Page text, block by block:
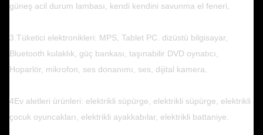
güneş acil durum lambası, kendi kendini savunma el feneri,
3.Tüketici elektronikleri: MPS, Tablet PC. dizüstü bilgisayar,
Bluetooth kulaklık, güç bankası, taşınabilir DVD oynatıcı,
Hoparlör, mikrofon, ses donanımı, ses, dijital kamera.
4Ev aletleri ürünleri: elektrikli süpürge, elektrikli süpürge, elektrikli
çocuk oyuncakları, elektrikli ayakkabılar, elektrikli battaniye.